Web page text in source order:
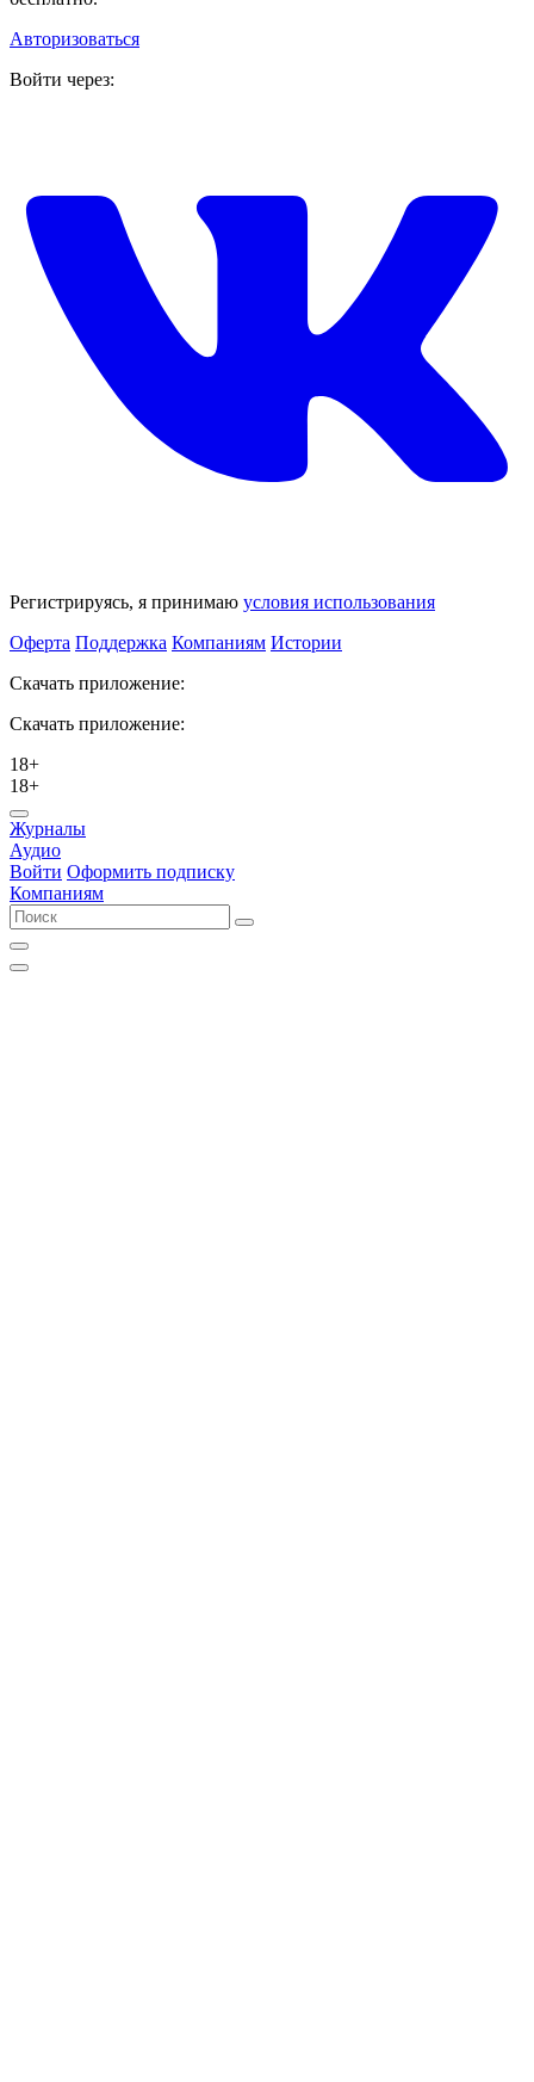
Авторизоваться
Войти через:
Регистрируясь, я принимаю условия использования
Оферта Поддержка Компаниям Истории
Скачать приложение:
Скачать приложение:
18+
18+
Журналы
Аудио
Войти Оформить подписку
Компаниям